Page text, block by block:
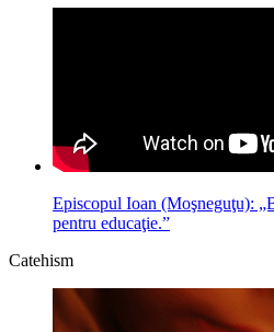
Episcopul Ioan (Moşneguţu):
pentru educaţie.”
Catehism